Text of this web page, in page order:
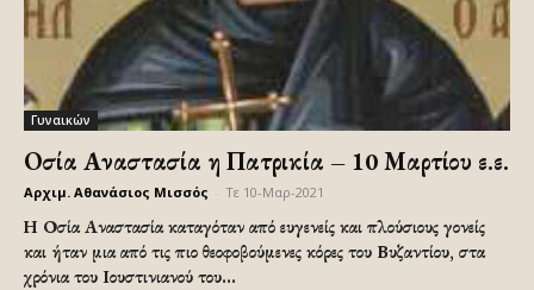
Γυναικών
Οσία Αναστασία η Πατρικία – 10 Μαρτίου ε.ε.
Αρχιμ. Αθανάσιος Μισσός Τε 10-Μαρ-2021
Η Οσία Αναστασία καταγόταν από ευγενείς και πλούσιους γονείς
και ήταν μια από τις πιο θεοφοβούμενες κόρες του Βυζαντίου, στα
χρόνια του Ιουστινιανού του...